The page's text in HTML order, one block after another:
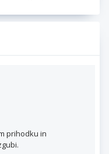
prihodku in